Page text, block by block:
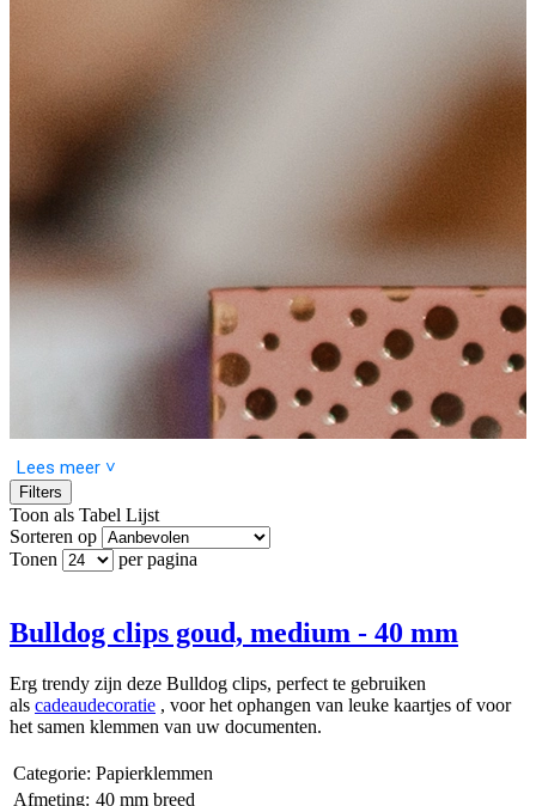
Een mooi cadeau verdient de perfecte cadeaudecoratie!
maar ook om hoe het eruitziet. De juiste cadeaudecoratie maakt elk
geschenk extra bijzonder en laat een blijvende indruk achter. Het is
in het oog springt. Of het nu voor een verjaardag, een bruiloft, of
zomaar een spontaan cadeau is – met de juiste versiering geef je
jouw cadeau nét dat beetje meer.
Geef elk cadeau iets speciaals mee
Lees meer ˅
Filters
Toon als Tabel Lijst
Sorteren op
Tonen
per pagina
Bulldog clips goud, medium - 40 mm
Erg trendy zijn deze Bulldog clips, perfect te gebruiken
als cadeaudecoratie , voor het ophangen van leuke kaartjes of voor
het samen klemmen van uw documenten.
Categorie: Papierklemmen
Afmeting: 40 mm breed